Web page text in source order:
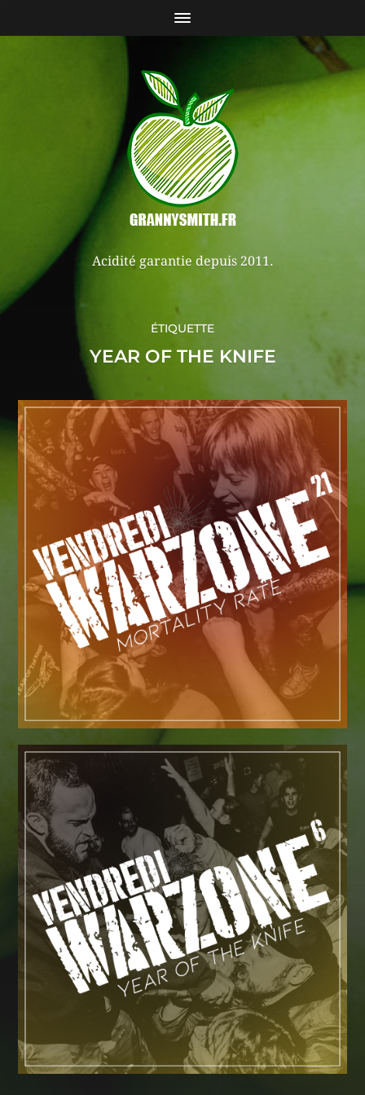
Acidité garantie depuis 2011.
ÉTIQUETTE
YEAR OF THE KNIFE